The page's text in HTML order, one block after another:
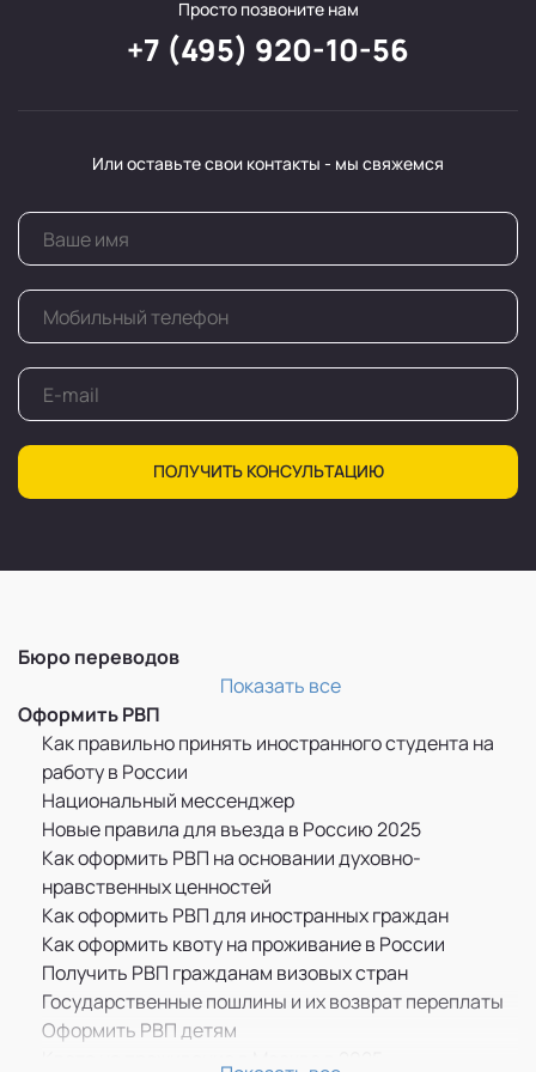
Просто позвоните нам
+7 (495) 920-10-56
Или оставьте свои контакты - мы свяжемся
ПОЛУЧИТЬ КОНСУЛЬТАЦИЮ
Бюро переводов
Перевод и легализация документов
Показать все
Оформить РВП
Как правильно принять иностранного студента на
работу в России
Национальный мессенджер
Новые правила для въезда в Россию 2025
Как оформить РВП на основании духовно-
нравственных ценностей
Как оформить РВП для иностранных граждан
Как оформить квоту на проживание в России
Получить РВП гражданам визовых стран
Государственные пошлины и их возврат переплаты
Оформить РВП детям
Квота на проживание в Москве в 2025